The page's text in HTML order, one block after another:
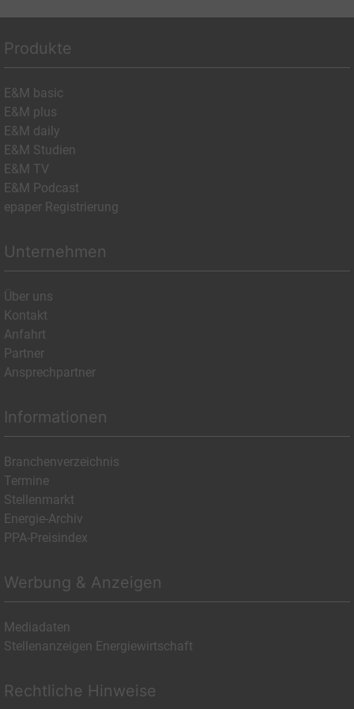
Produkte
E&M basic
E&M plus
E&M daily
E&M Studien
E&M TV
E&M Podcast
epaper Registrierung
Unternehmen
Über uns
Kontakt
Anfahrt
Partner
Ansprechpartner
Informationen
Branchenverzeichnis
Termine
Stellenmarkt
Energie-Archiv
PPA-Preisindex
Werbung & Anzeigen
Mediadaten
Stellenanzeigen Energiewirtschaft
Rechtliche Hinweise